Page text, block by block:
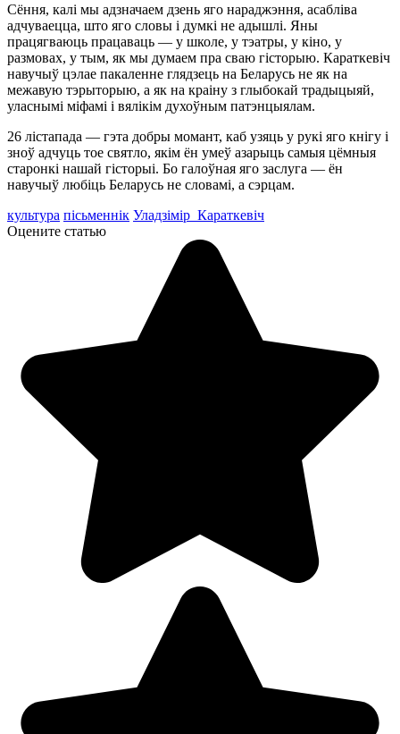
Сёння, калі мы адзначаем дзень яго нараджэння, асабліва
адчуваецца, што яго словы і думкі не адышлі. Яны
працягваюць працаваць — у школе, у тэатры, у кіно, у
размовах, у тым, як мы думаем пра сваю гісторыю. Караткевіч
навучыў цэлае пакаленне глядзець на Беларусь не як на
межавую тэрыторыю, а як на краіну з глыбокай традыцыяй,
уласнымі міфамі і вялікім духоўным патэнцыялам.
26 лістапада — гэта добры момант, каб узяць у рукі яго кнігу і
зноў адчуць тое святло, якім ён умеў азарыць самыя цёмныя
старонкі нашай гісторыі. Бо галоўная яго заслуга — ён
навучыў любіць Беларусь не словамі, а сэрцам.
культура пісьменнік Уладзімір Караткевіч
Оцените статью